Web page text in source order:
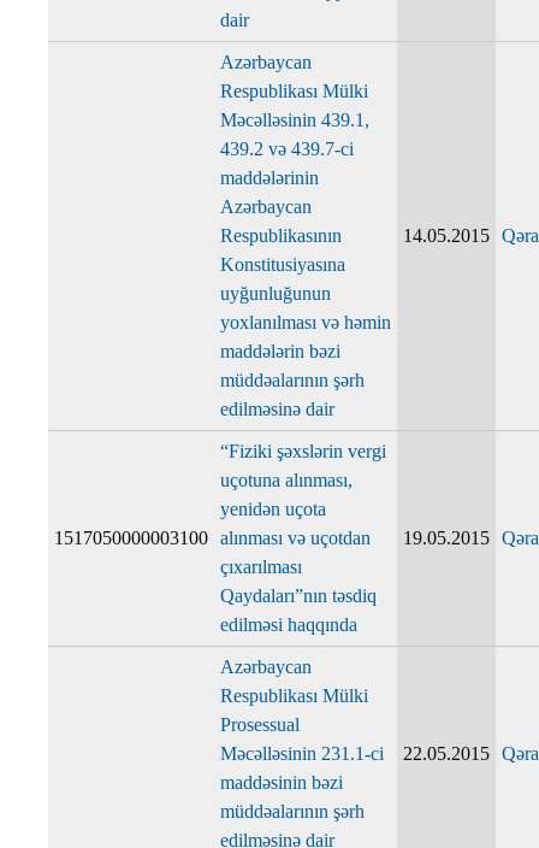
dair
Azərbaycan
Respublikası Mülki
Məcəlləsinin 439.1,
439.2 və 439.7-ci
maddələrinin
Azərbaycan
Respublikasının
Konstitusiyasına
uyğunluğunun
yoxlanılması və həmin
maddələrin bəzi
müddəalarının şərh
edilməsinə dair
14.05.2015
1517050000003100
“Fiziki şəxslərin vergi
uçotuna alınması,
yenidən uçota
alınması və uçotdan
çıxarılması
Qaydaları”nın təsdiq
edilməsi haqqında
19.05.2015
Azərbaycan
Respublikası Mülki
Prosessual
Məcəlləsinin 231.1-ci
maddəsinin bəzi
müddəalarının şərh
edilməsinə dair
22.05.2015